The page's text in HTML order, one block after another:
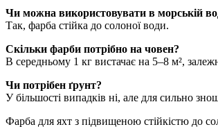
Чи можна використовувати в морській
Так, фарба стійка до солоної води.
Скільки фарби потрібно на човен?
В середньому 1 кг вистачає на 5–8 м²,
Чи потрібен ґрунт?
У більшості випадків ні, але для сильно
Фарба для яхт з підвищеною стійкістю до